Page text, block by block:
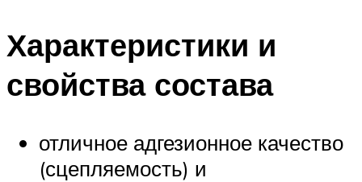
Характеристики и
свойства состава
отличное адгезионное качество
(сцепляемость) и